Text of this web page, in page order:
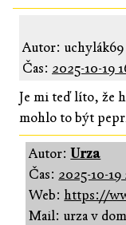
Autor:
Čas: 2025-10-19
Je mi teď líto, že
mohlo to být
Autor:Urza
Čas: 2025-10-
Web:https://
Mail: urza v